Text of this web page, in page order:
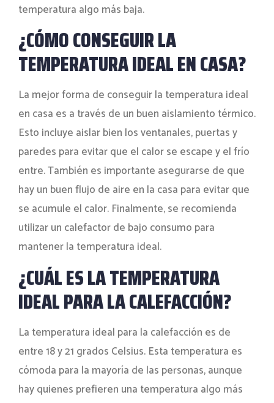
temperatura algo más baja.
¿CÓMO CONSEGUIR LA
TEMPERATURA IDEAL EN CASA?
La mejor forma de conseguir la temperatura ideal
en casa es a través de un buen aislamiento térmico.
Esto incluye aislar bien los ventanales, puertas y
paredes para evitar que el calor se escape y el frío
entre. También es importante asegurarse de que
hay un buen flujo de aire en la casa para evitar que
se acumule el calor. Finalmente, se recomienda
utilizar un calefactor de bajo consumo para
mantener la temperatura ideal.
¿CUÁL ES LA TEMPERATURA
IDEAL PARA LA CALEFACCIÓN?
La temperatura ideal para la calefacción es de
entre 18 y 21 grados Celsius. Esta temperatura es
cómoda para la mayoría de las personas, aunque
hay quienes prefieren una temperatura algo más